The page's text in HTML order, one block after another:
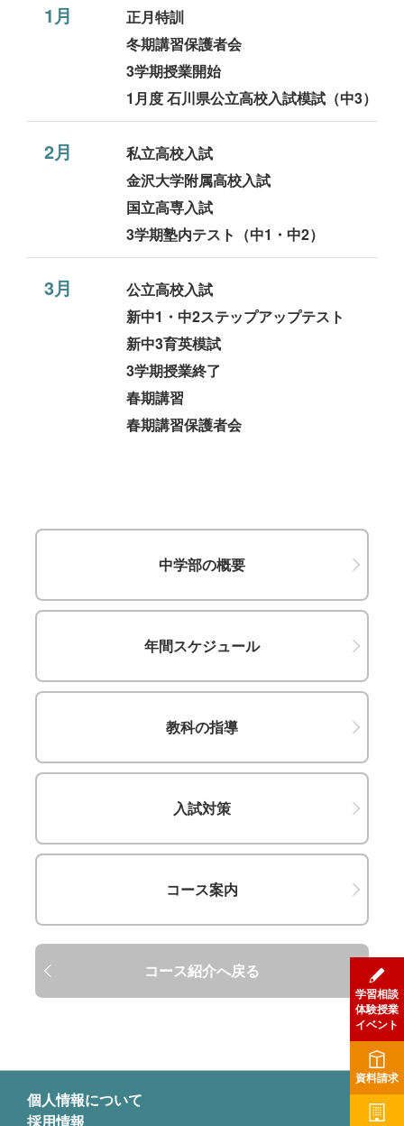
1月
正月特訓
冬期講習保護者会
3学期授業開始
1月度 石川県公立高校入試模試（中3）
2月
私立高校入試
金沢大学附属高校入試
国立高専入試
3学期塾内テスト（中1・中2）
3月
公立高校入試
新中1・中2ステップアップテスト
新中3育英模試
3学期授業終了
春期講習
春期講習保護者会
中学部の概要
年間スケジュール
教科の指導
入試対策
コース案内
コース紹介へ戻る
個人情報について
採用情報
学習相談
体験授業
イベント
資料請求